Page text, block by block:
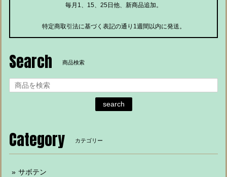
毎月1、15、25日他、新商品追加。
特定商取引法に基づく表記の通り1週間以内に発送。
Search 商品検索
search
Category カテゴリー
サボテン